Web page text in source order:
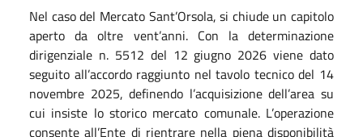
Nel caso del Mercato Sant’Orsola, si chiude un capitolo
aperto da oltre vent’anni. Con la determinazione
dirigenziale n. 5512 del 12 giugno 2026 viene dato
seguito all’accordo raggiunto nel tavolo tecnico del 14
novembre 2025, definendo l’acquisizione dell’area su
cui insiste lo storico mercato comunale. L’operazione
consente all’Ente di rientrare nella piena disponibilità